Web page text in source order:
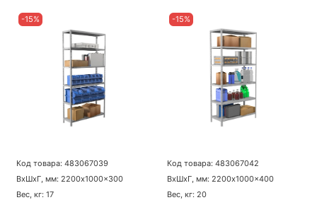
-15%
Код товара: 483067039
ВхШхГ, мм: 2200x1000x300
Вес, кг: 17
-15%
Код товара: 483067042
ВхШхГ, мм: 2200x1000x400
Вес, кг: 20